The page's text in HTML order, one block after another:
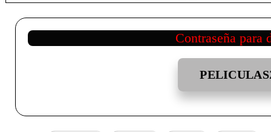
Contraseña para